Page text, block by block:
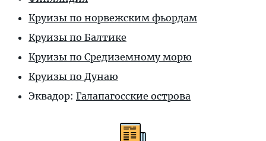
Круизы по норвежским фьордам
Круизы по Балтике
Круизы по Средиземному морю
Круизы по Дунаю
Эквадор: Галапагосские острова